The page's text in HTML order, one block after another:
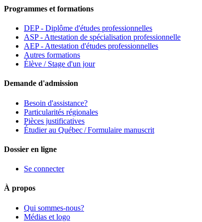
Programmes et formations
DEP - Diplôme d'études professionnelles
ASP - Attestation de spécialisation professionnelle
AEP - Attestation d'études professionnelles
Autres formations
Élève / Stage d'un jour
Demande d'admission
Besoin d'assistance?
Particularités régionales
Pièces justificatives
Étudier au Québec / Formulaire manuscrit
Dossier en ligne
Se connecter
À propos
Qui sommes-nous?
Médias et logo